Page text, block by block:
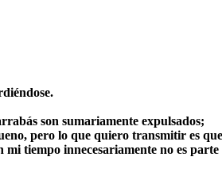
son sumariamente expulsados;
pero lo que quiero transmitir es
tiempo innecesariamente no es